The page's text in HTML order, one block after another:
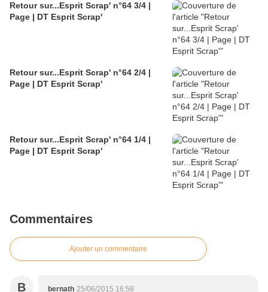
Retour sur...Esprit Scrap' n°64 3/4 |
Page | DT Esprit Scrap'
Retour sur...Esprit Scrap' n°64 2/4 |
Page | DT Esprit Scrap'
Retour sur...Esprit Scrap' n°64 1/4 |
Page | DT Esprit Scrap'
Commentaires
Ajouter un commentaire
B bernath 25/06/2015 16:58